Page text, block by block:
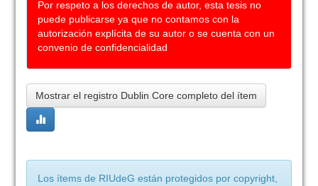
Por respeto a los derechos de autor, esta tesis no
puede publicarse ya que no contamos con la
autorización explícita de su autor o se cuenta con un
convenio de confidencialidad
Mostrar el registro Dublin Core completo del ítem
Los ítems de RIUdeG están protegidos por copyright,